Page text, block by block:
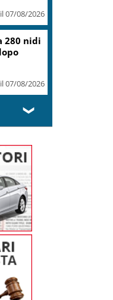
il 07/08/2026
280 nidi
il 07/08/2026
❯